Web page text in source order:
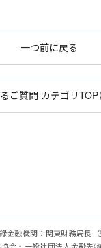
一つ前に戻る
ご質問 カテゴリTOP
金融機関：関東財務局長